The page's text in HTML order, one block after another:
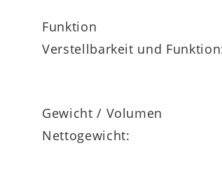
Funktion
Verstellbarkeit und
Gewicht / Volumen
Nettogewicht: